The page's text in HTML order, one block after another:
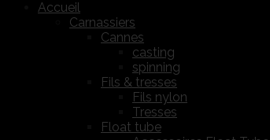
Accueil
Carnassiers
Cannes
casting
spinning
Fils & tresses
Fils nylon
Tresses
Float tube